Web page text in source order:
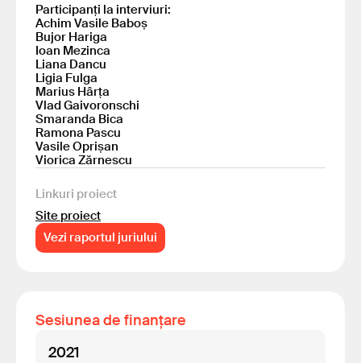
Participanți la interviuri:
Achim Vasile Baboș
Bujor Hariga
Ioan Mezinca
Liana Dancu
Ligia Fulga
Marius Hârța
Vlad Gaivoronschi
Smaranda Bica
Ramona Pascu
Vasile Oprișan
Viorica Zărnescu
Linkuri proiect
Site proiect
Vezi raportul juriului
Sesiunea de finanțare
2021